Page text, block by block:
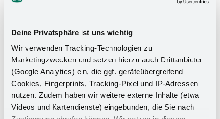
Deine Privatsphäre ist uns wichtig
Wir verwenden Tracking-Technologien zu
Marketingzwecken und setzen hierzu auch Drittanbieter
(Google Analytics) ein, die ggf. geräteübergreifend
Cookies, Fingerprints, Tracking-Pixel und IP-Adressen
nutzen. Zudem haben wir weitere externe Inhalte (etwa
Videos und Kartendienste) eingebunden, die Sie nach
Das Stauraumwunder für Ihr
Badezimmer